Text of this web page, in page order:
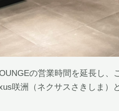
の営業時間を延長し
咲洲（ネクサスさきしま）